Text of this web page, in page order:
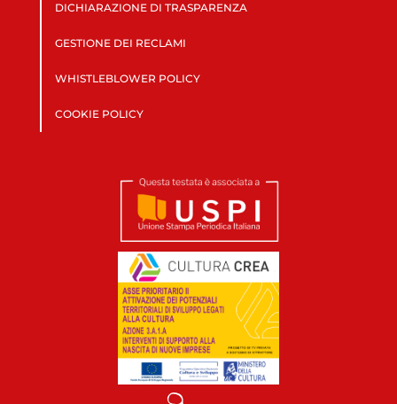
DICHIARAZIONE DI TRASPARENZA
GESTIONE DEI RECLAMI
WHISTLEBLOWER POLICY
COOKIE POLICY